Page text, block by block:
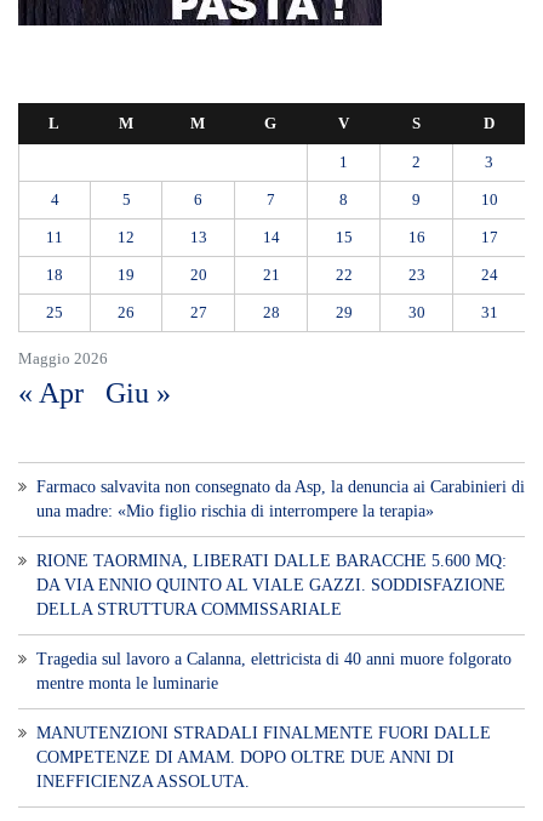
Maggio 2026
L M M G V S D
1 2 3
4 5 6 7 8 9 10
11 12 13 14 15 16 17
18 19 20 21 22 23 24
25 26 27 28 29 30 31
« Apr Giu »
Farmaco salvavita non consegnato da Asp, la denuncia ai Carabinieri di
una madre: «Mio figlio rischia di interrompere la terapia»
RIONE TAORMINA, LIBERATI DALLE BARACCHE 5.600 MQ:
DA VIA ENNIO QUINTO AL VIALE GAZZI. SODDISFAZIONE
DELLA STRUTTURA COMMISSARIALE
Tragedia sul lavoro a Calanna, elettricista di 40 anni muore folgorato
mentre monta le luminarie
MANUTENZIONI STRADALI FINALMENTE FUORI DALLE
COMPETENZE DI AMAM. DOPO OLTRE DUE ANNI DI
INEFFICIENZA ASSOLUTA.